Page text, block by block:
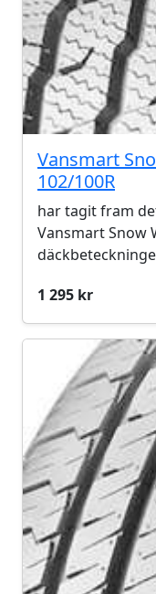
Vansmart
102/100R
har tagit fram
Vansmart Snow
1 295 kr